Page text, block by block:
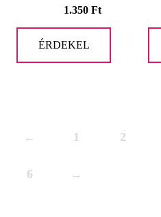
1.350 Ft
ÉRDEKEL
← 1 2
6 →